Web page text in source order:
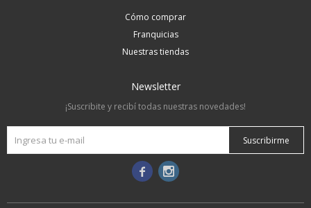
Cómo comprar
Franquicias
Nuestras tiendas
Newsletter
¡Suscribite y recibí todas nuestras novedades!
Suscribirme
 